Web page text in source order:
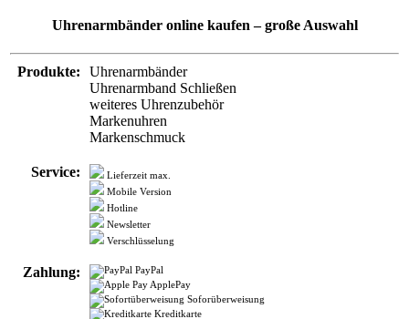
Uhrenarmbänder online kaufen – große Auswahl
Produkte:
Uhrenarmbänder
Uhrenarmband Schließen
weiteres Uhrenzubehör
Markenuhren
Markenschmuck
Service:
Lieferzeit max.
Mobile Version
Hotline
Newsletter
Verschlüsselung
Zahlung:
PayPal
ApplePay
Soforüberweisung
Kreditkarte